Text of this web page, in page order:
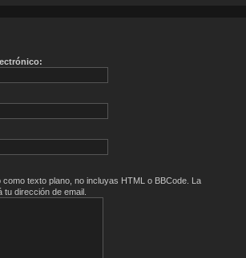
texto plano, no incluyas HTML o BBCode. La
dirección de email.